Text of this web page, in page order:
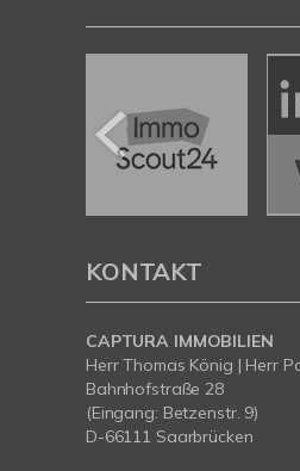
KONTAKT
CAPTURA IMMOBILIEN
Herr Thomas König | Herr
Bahnhofstraße 28
(Eingang: Betzenstr. 9)
D-66111 Saarbrücken